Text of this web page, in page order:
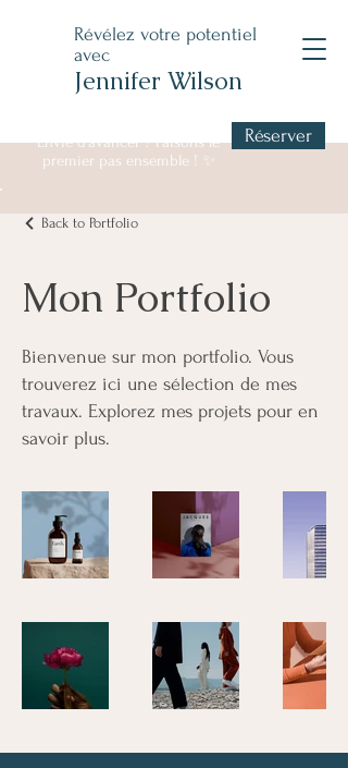
Révélez votre potentiel
avec
Jennifer Wilson
Envie d’avancer ? Faisons le
premier pas ensemble ! ✨
Réserver
Back to Portfolio
Mon Portfolio
Bienvenue sur mon portfolio. Vous
trouverez ici une sélection de mes
travaux. Explorez mes projets pour en
savoir plus.